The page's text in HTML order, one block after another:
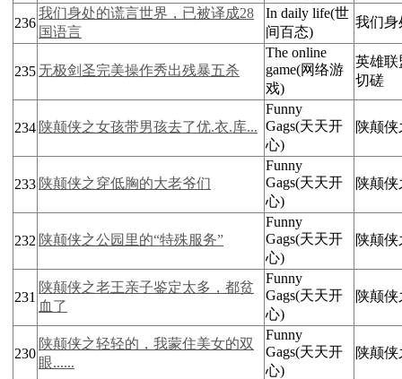
236
我们身处的谎言世界，已被译成28
国语言
In daily life(世
间百态)
我们身
235无极剑圣完美操作秀出残暴五杀
The online
game(网络游
戏)
英雄联
切磋
234 陕颠侠之女孩带男孩去了优.衣.库...
Funny
Gags(天天开
心)
陕颠
233 陕颠侠之穿低胸的大老爷们
Funny
Gags(天天开
心)
陕颠
232 陕颠侠之公园里的“特殊服务”
Funny
Gags(天天开
心)
陕颠
231
陕颠侠之老王亲子鉴定太多，都贫
血了
Funny
Gags(天天开
心)
陕颠
230
陕颠侠之轻轻的，我蒙住美女的双
眼......
Funny
Gags(天天开
心)
陕颠